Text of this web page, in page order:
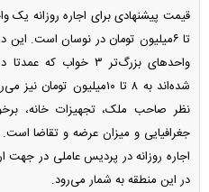
تا ۶‌میلیون تومان در نوسان است.
واحد‌های بزرگ‌تر ۳
شده‌اند به ۸ تا ۱۰‌میلیون
نظر صاحب ملک، تجهیزات خانه،
جغرافیایی و میزان عرضه و تقاضا
اجاره روزانه در پردیس عاملی در جهت
در این منطقه به شمار می‌رود.